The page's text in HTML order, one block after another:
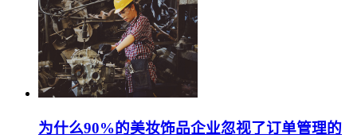
为什么90%的美妆饰品企业忽视了订单管理的